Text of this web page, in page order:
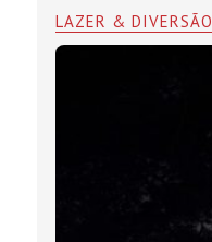
LAZER & DIVERSÃO